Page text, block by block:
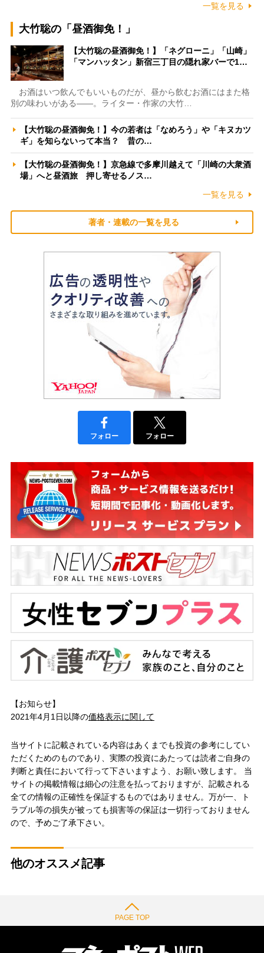
一覧を見る
大竹聡の「昼酒御免！」
【大竹聡の昼酒御免！】「ネグローニ」「山崎」
「マンハッタン」新宿三丁目の隠れ家バーで1…
お酒はいつ飲んでもいいものだが、昼から飲むお酒にはまた格
別の味わいがある――。ライター・作家の大竹…
【大竹聡の昼酒御免！】今の若者は「なめろう」や「キヌカツ
ギ」を知らないって本当？ 昔の…
【大竹聡の昼酒御免！】京急線で多摩川越えて「川崎の大衆酒
場」へと昼酒旅 押し寄せるノス…
一覧を見る
著者・連載の一覧を見る
フォロー フォロー
【お知らせ】
2021年4月1日以降の価格表示に関して
当サイトに記載されている内容はあくまでも投資の参考にしてい
ただくためのものであり、実際の投資にあたっては読者ご自身の
判断と責任において行って下さいますよう、お願い致します。 当
サイトの掲載情報は細心の注意を払っておりますが、記載される
全ての情報の正確性を保証するものではありません。万が一、ト
ラブル等の損失が被っても損害等の保証は一切行っておりません
ので、予めご了承下さい。
他のオススメ記事
PAGE TOP